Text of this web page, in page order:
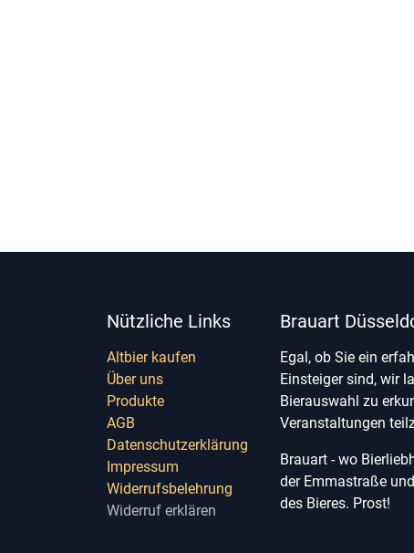
Nützliche Links
Altbier kaufen
Über uns
Produkte
AGB
Datenschutzerklärung
Impressum
Widerrufsbelehrung
Widerruf erklären
Brauart
Egal, ob Sie ein
Einsteiger sind, wir
Bierauswahl zu
Veranstaltungen
Brauart - wo
der Emmastraße
des Bieres. Prost!